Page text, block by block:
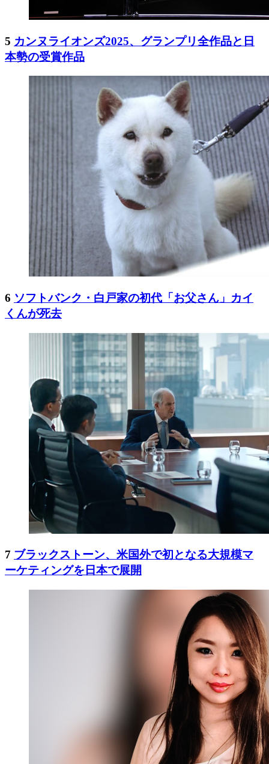
5 カンヌライオンズ2025、グランプリ全作品と日
本勢の受賞作品
6 ソフトバンク・白戸家の初代「お父さん」カイ
くんが死去
7 ブラックストーン、米国外で初となる大規模マ
ーケティングを日本で展開